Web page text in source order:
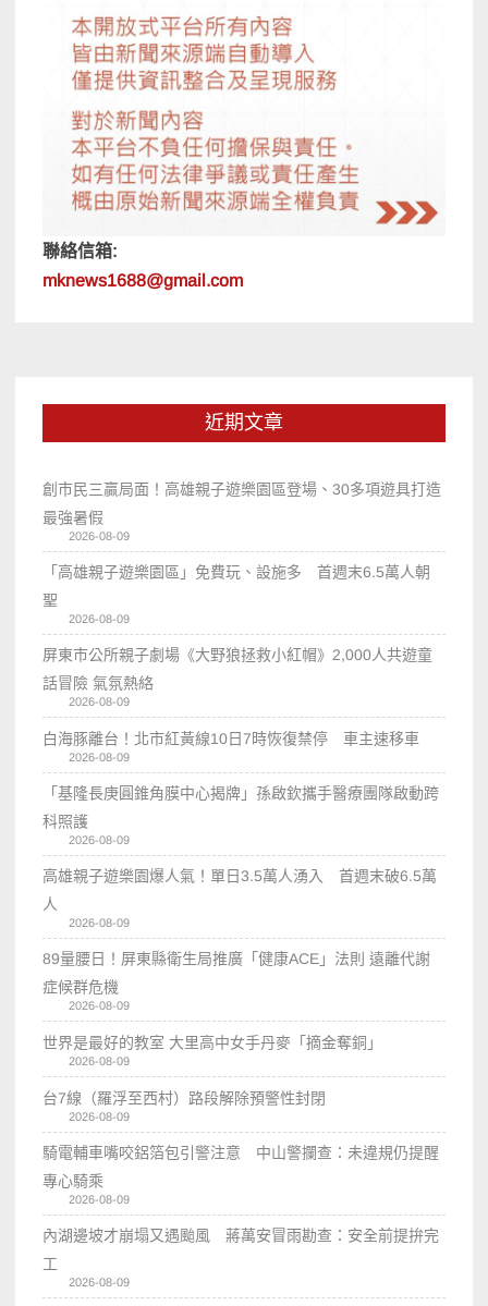
聯絡信箱:
mknews1688@gmail.com
近期文章
創市民三贏局面！高雄親子遊樂園區登場、30多項遊具打造
最強暑假
2026-08-09
「高雄親子遊樂園區」免費玩、設施多 首週末6.5萬人朝
聖
2026-08-09
屏東市公所親子劇場《大野狼拯救小紅帽》2,000人共遊童
話冒險 氣氛熱絡
2026-08-09
白海豚離台！北市紅黃線10日7時恢復禁停 車主速移車
2026-08-09
「基隆長庚圓錐角膜中心揭牌」孫啟欽攜手醫療團隊啟動跨
科照護
2026-08-09
高雄親子遊樂園爆人氣！單日3.5萬人湧入 首週末破6.5萬
人
2026-08-09
89量腰日！屏東縣衛生局推廣「健康ACE」法則 遠離代謝
症候群危機
2026-08-09
世界是最好的教室 大里高中女手丹麥「摘金奪銅」
2026-08-09
台7線（羅浮至西村）路段解除預警性封閉
2026-08-09
騎電輔車嘴咬鋁箔包引警注意 中山警攔查：未違規仍提醒
專心騎乘
2026-08-09
內湖邊坡才崩塌又遇颱風 蔣萬安冒雨勘查：安全前提拚完
工
2026-08-09